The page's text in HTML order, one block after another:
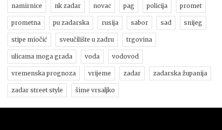
namirnice nk zadar novac pag policija promet
prometna pu zadarska rusija sabor sad snijeg
stipe miočić sveučilište u zadru trgovina
ulicama moga grada voda vodovod
vremenska prognoza vrijeme zadar zadarska županija
zadar street style šime vrsaljko